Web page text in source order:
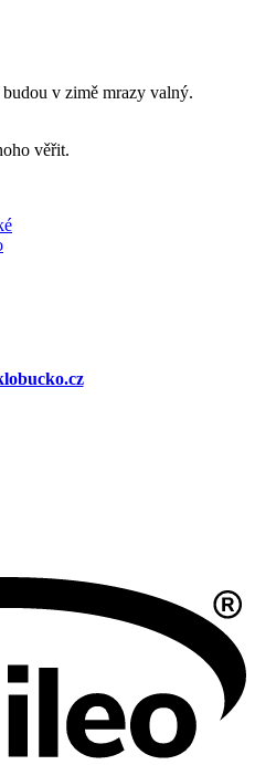
v zimě mrazy valný.
věřit.